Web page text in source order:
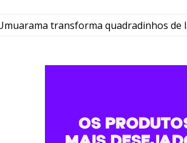
transforma quadradinhos de
garante reconhecimento estadual a